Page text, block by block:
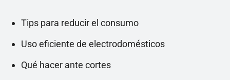
Tips para reducir el consumo
Uso eficiente de electrodomésticos
Qué hacer ante cortes